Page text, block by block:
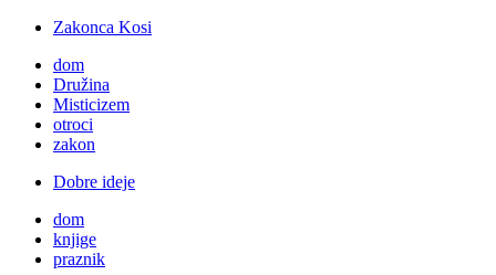
Zakonca Kosi
dom
Družina
Misticizem
otroci
zakon
Dobre ideje
dom
knjige
praznik